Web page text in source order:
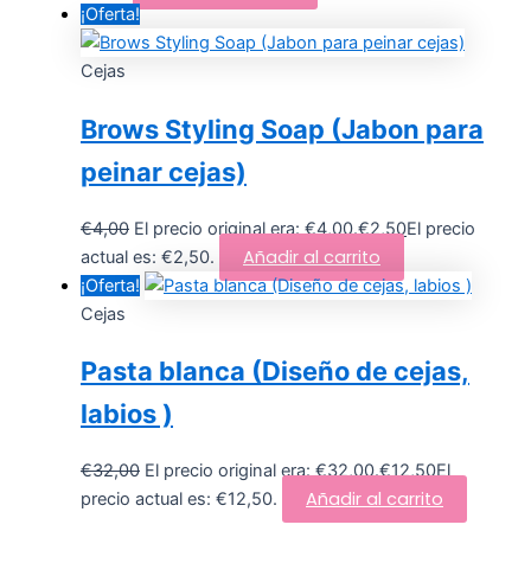
¡Oferta!
Cejas
Brows Styling Soap (Jabon para
peinar cejas)
€4,00 El precio original era: €4,00.€2,50El precio
actual es: €2,50.
Añadir al carrito
¡Oferta!
Cejas
Pasta blanca (Diseño de cejas,
labios )
€32,00 El precio original era: €32,00.€12,50El
precio actual es: €12,50.
Añadir al carrito